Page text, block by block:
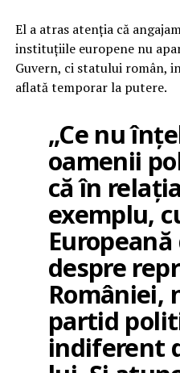
El a atras atenția că
instituțiile europene nu
Guvern, ci statului român,
aflată temporar la putere.
„Ce nu
oamenii
că în
exemplu,
despre
României,
partid
indiferent